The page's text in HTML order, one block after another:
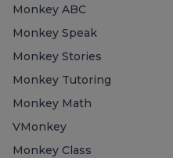
Monkey ABC
Monkey Speak
Monkey Stories
Monkey Tutoring
Monkey Math
VMonkey
Monkey Class